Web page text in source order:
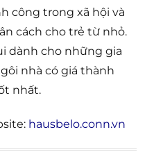
công trong xã hội và
cách cho trẻ từ nhỏ.
dành cho những gia
nhà có giá thành
nhất.
hausbelo.conn.vn